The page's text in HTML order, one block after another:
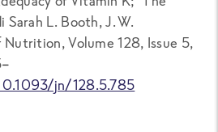
Sarah L. Booth, J. W.
Nutrition, Volume 128, Issue 5,
jn/128.5.785